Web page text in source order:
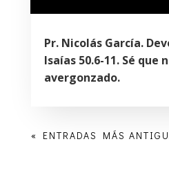
Pr. Nicolás García.
Isaías 50.6-11. Sé que
avergonzado.
« ENTRADAS MÁS